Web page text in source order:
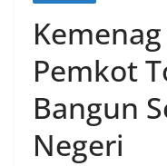
Pemkot
Bangun
Negeri